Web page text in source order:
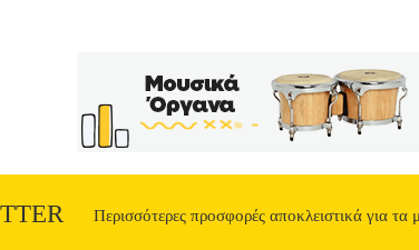
Περισσότερες προσφορές αποκλειστικά για